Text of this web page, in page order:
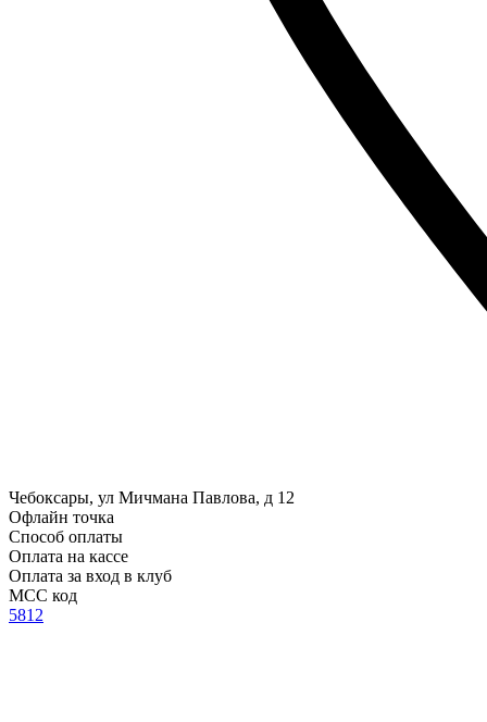
Чебоксары, ул Мичмана Павлова, д 12
Офлайн точка
Способ оплаты
Оплата на кассе
Оплата за вход в клуб
MCC код
5812